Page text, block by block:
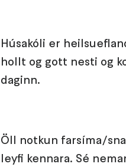
Húsakóli er
hollt og gott nesti og
daginn.
Öll notkun farsíma/
leyfi kennara. Sé